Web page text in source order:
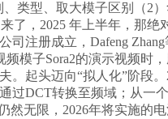
类型、取大模子区别（2
了，2025 年上半年，那
注册成立，Dafeng
模子Sora2的演示视频
起头迈向“拟人化”阶段
DCT转换至频域；从
无限，2026年将实施的